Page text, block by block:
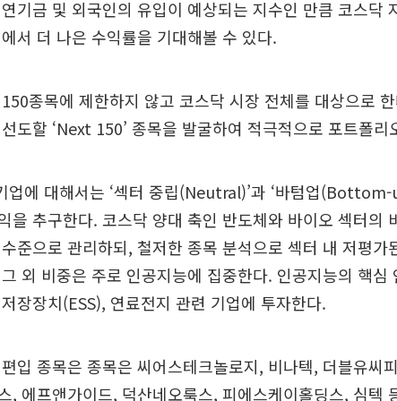
기금 및 외국인의 유입이 예상되는 지수인 만큼 코스닥
서 더 나은 수익률을 기대해볼 수 있다.
종목에 제한하지 않고 코스닥 시장 전체를 대상으로
도할 ‘Next 150’ 종목을 발굴하여 적극적으로 포트폴리
업에 대해서는 ‘섹터 중립(Neutral)’과 ‘바텀업(Bottom-
을 추구한다. 코스닥 양대 축인 반도체와 바이오 섹터의
준으로 관리하되, 철저한 종목 분석으로 섹터 내 저평가
외 비중은 주로 인공지능에 집중한다. 인공지능의 핵심
장장치(ESS), 연료전지 관련 기업에 투자한다.
입 종목은 종목은 씨어스테크놀로지, 비나텍, 더블유씨
, 에프앤가이드, 덕산네오룩스, 피에스케이홀딩스, 심텍